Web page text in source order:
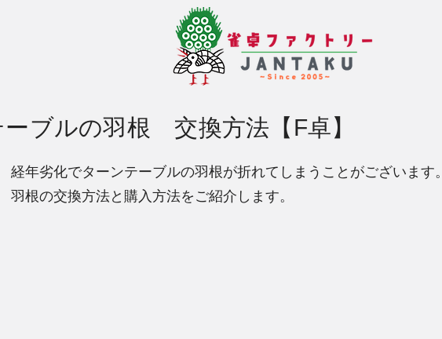
ーブルの羽根 交換方法【F卓】
経年劣化でターンテーブルの羽根が折れてしまうことがございます。
羽根の交換方法と購入方法をご紹介します。